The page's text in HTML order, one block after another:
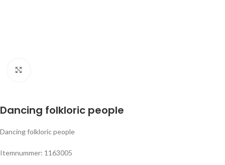
Dancing folkloric people
Dancing folkloric people
Itemnummer: 1163005